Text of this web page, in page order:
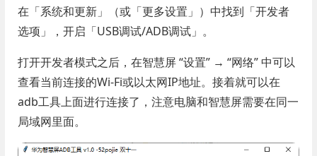
在「系统和更新」（或「更多设置」）中找到「开发者
选项」，开启「USB调试/ADB调试」。
打开开发者模式之后，在智慧屏 “设置” → “网络” 中可以
查看当前连接的Wi-Fi或以太网IP地址。接着就可以在
adb工具上面进行连接了，注意电脑和智慧屏需要在同一
局域网里面。